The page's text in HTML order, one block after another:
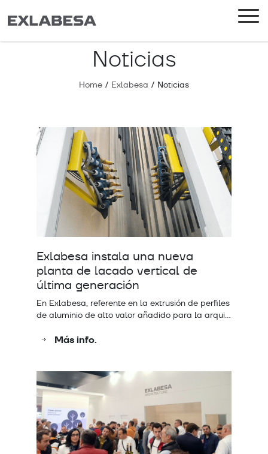
Noticias
Home / Exlabesa / Noticias
Exlabesa instala una nueva
planta de lacado vertical de
última generación
En Exlabesa, referente en la extrusión de perfiles
de aluminio de alto valor añadido para la arqui…
Más info.